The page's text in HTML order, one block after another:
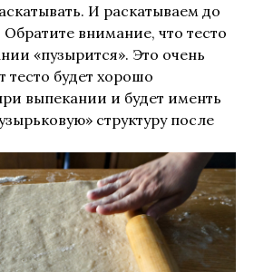
И раскатываем до
внимание, что тесто
«пузырится». Это очень
тесто будет хорошо
выпекании и будет именть
структуру после